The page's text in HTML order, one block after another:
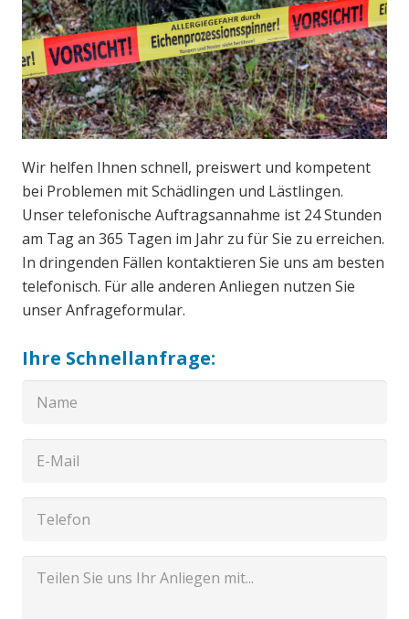
Wir helfen Ihnen schnell, preiswert und kompetent
bei Problemen mit Schädlingen und Lästlingen.
Unser telefonische Auftragsannahme ist 24 Stunden
am Tag an 365 Tagen im Jahr zu für Sie zu erreichen.
In dringenden Fällen kontaktieren Sie uns am besten
telefonisch. Für alle anderen Anliegen nutzen Sie
unser Anfrageformular.
Ihre Schnellanfrage: